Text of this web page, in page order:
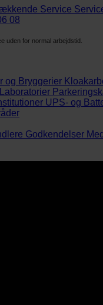
Service
08
uden for normal arbejdstid.
og Bryggerier
UPS- og
Godkendelser